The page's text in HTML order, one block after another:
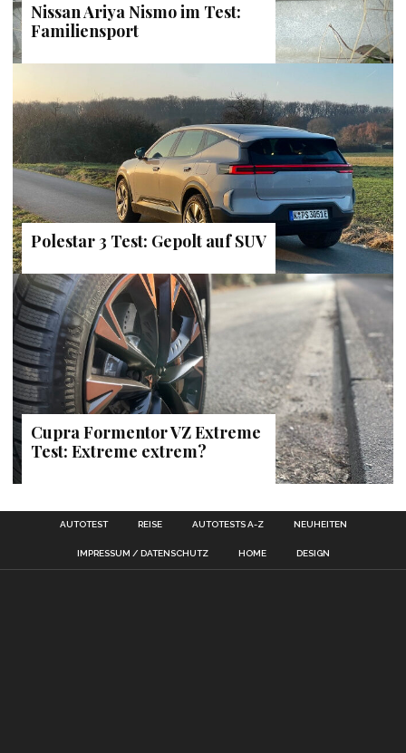
Nissan Ariya Nismo im Test:
Familiensport
Polestar 3 Test: Gepolt auf SUV
Cupra Formentor VZ Extreme
Test: Extreme extrem?
AUTOTEST REISE AUTOTESTS A-Z NEUHEITEN
IMPRESSUM / DATENSCHUTZ HOME DESIGN